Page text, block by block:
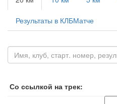
Результаты в КЛБМатче
Со ссылкой на трек: